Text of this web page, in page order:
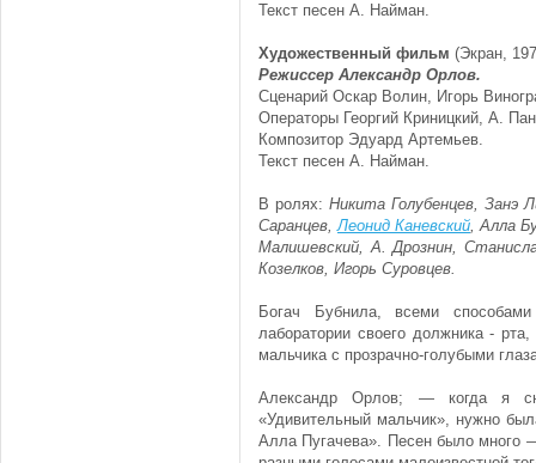
Текст песен А. Найман.
Художественный фильм (Экран,
Режиссер Александр Орлов.
Сценарий Оскар Волин, Игорь
Операторы Георгий Криницкий, А.
Композитор Эдуард Артемьев.
Текст песен А. Найман.
В ролях: Никита Голубенцев, Занэ
Саранцев,Леонид Каневский, Алла
Малишевский, А. Дрознин,
Козелков, Игорь Суровцев.
Богач Бубнила, всеми
лаборатории своего должника -
мальчика с прозрачно-голубыми
Александр Орлов; — когда я
«Удивительный мальчик», нужно
Алла Пугачева». Песен было много